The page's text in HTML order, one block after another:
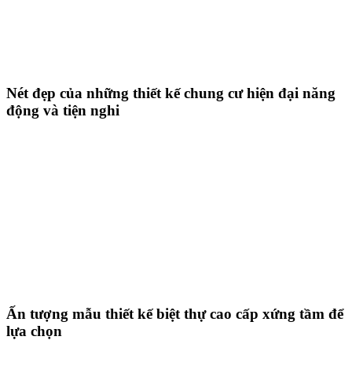
Nét đẹp của những thiết kế chung cư hiện đại năng
động và tiện nghi
Ấn tượng mẫu thiết kế biệt thự cao cấp xứng tầm để
lựa chọn